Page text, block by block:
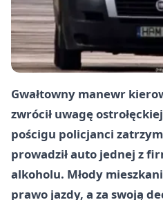
Gwałtowny manewr
zwrócił uwagę
pościgu policjanci
prowadził auto jednej z
alkoholu. Młody
prawo jazdy, a za swoją